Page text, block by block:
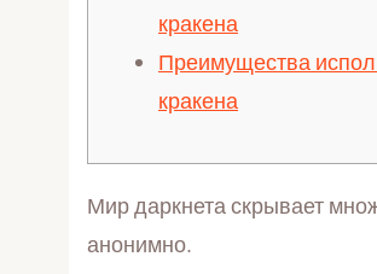
кракена
Преимущества
кракена
Мир даркнета скрывает
анонимно.